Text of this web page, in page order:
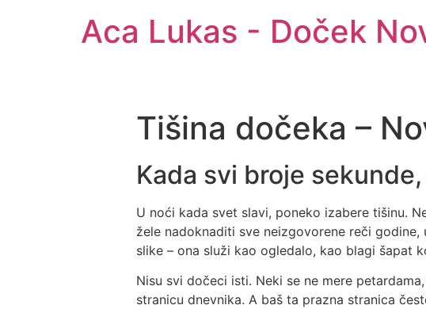
Aca Lukas - Doček
Tišina dočeka –
Kada svi broje
U noći kada svet slavi, poneko izabere tišinu.
žele nadoknaditi sve neizgovorene reči
slike – ona služi kao ogledalo, kao blagi šapat
Nisu svi dočeci isti. Neki se ne mere
stranicu dnevnika. A baš ta prazna stranica